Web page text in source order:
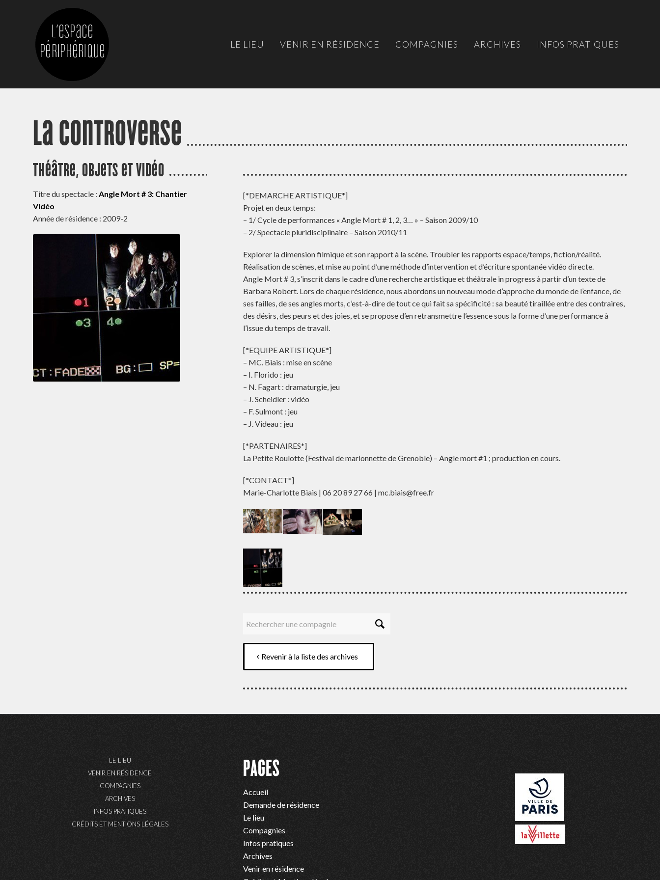
LE LIEU VENIR EN RÉSIDENCE COMPAGNIES ARCHIVES INFOS PRATIQUES
La Controverse
Théâtre, objets et vidéo
Titre du spectacle : Angle Mort # 3: Chantier
Vidéo
Année de résidence : 2009-2
[*DEMARCHE ARTISTIQUE*]
Projet en deux temps:
– 1/ Cycle de performances « Angle Mort # 1, 2, 3… » – Saison 2009/10
– 2/ Spectacle pluridisciplinaire – Saison 2010/11
Explorer la dimension filmique et son rapport à la scène. Troubler les rapports espace/temps, fiction/réalité.
Réalisation de scènes, et mise au point d’une méthode d’intervention et d’écriture spontanée vidéo directe.
Angle Mort # 3, s’inscrit dans le cadre d’une recherche artistique et théâtrale in progress à partir d’un texte de
Barbara Robert. Lors de chaque résidence, nous abordons un nouveau mode d’approche du monde de l’enfance, de
ses failles, de ses angles morts, c’est-à-dire de tout ce qui fait sa spécificité : sa beauté tiraillée entre des contraires,
des désirs, des peurs et des joies, et se propose d’en retransmettre l’essence sous la forme d’une performance à
l’issue du temps de travail.
[*EQUIPE ARTISTIQUE*]
– MC. Biais : mise en scène
– I. Florido : jeu
– N. Fagart : dramaturgie, jeu
– J. Scheidler : vidéo
– F. Sulmont : jeu
– J. Videau : jeu
[*PARTENAIRES*]
La Petite Roulotte (Festival de marionnette de Grenoble) – Angle mort #1 ; production en cours.
[*CONTACT*]
Marie-Charlotte Biais | 06 20 89 27 66 | mc.biais@free.fr
Revenir à la liste des archives
LE LIEU
VENIR EN RÉSIDENCE
COMPAGNIES
ARCHIVES
INFOS PRATIQUES
CRÉDITS ET MENTIONS LÉGALES
PAGES
Accueil
Demande de résidence
Le lieu
Compagnies
Infos pratiques
Archives
Venir en résidence